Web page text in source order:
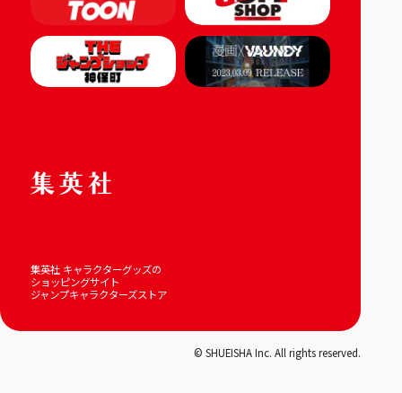
集英社 キャラクターグッズの
ショッピングサイト
ジャンプキャラクターズストア
© SHUEISHA Inc. All rights reserved.